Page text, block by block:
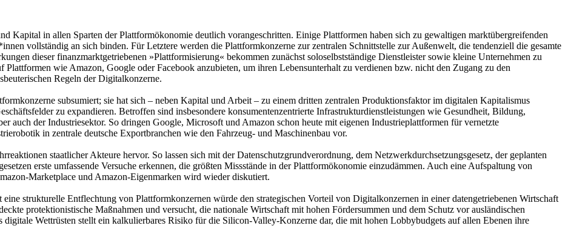
Kapital in allen Sparten der Plattformökonomie deutlich vorangeschritten. Einige Plattformen haben sich zu gewaltigen marktübergreifenden
vollständig an sich binden. Für Letztere werden die Plattformkonzerne zur zentralen Schnittstelle zur Außenwelt, die tendenziell die gesamte
dieser finanzmarktgetriebenen »Plattformisierung« bekommen zunächst soloselbstständige Dienstleister sowie kleine Unternehmen zu
Plattformen wie Amazon, Google oder Facebook anzubieten, um ihren Lebensunterhalt zu verdienen bzw. nicht den Zugang zu den
Regeln der Digitalkonzerne.
subsumiert; sie hat sich – neben Kapital und Arbeit – zu einem dritten zentralen Produktionsfaktor im digitalen Kapitalismus
zu expandieren. Betroffen sind insbesondere konsumentenzentrierte Infrastrukturdienstleistungen wie Gesundheit, Bildung,
auch der Industriesektor. So dringen Google, Microsoft und Amazon schon heute mit eigenen Industrieplattformen für vernetzte
in zentrale deutsche Exportbranchen wie den Fahrzeug- und Maschinenbau vor.
staatlicher Akteure hervor. So lassen sich mit der Datenschutzgrundverordnung, dem Netzwerkdurchsetzungsgesetz, der geplanten
erste umfassende Versuche erkennen, die größten Missstände in der Plattformökonomie einzudämmen. Auch eine Aufspaltung von
Marketplace und Amazon-Eigenmarken wird wieder diskutiert.
strukturelle Entflechtung von Plattformkonzernen würde den strategischen Vorteil von Digitalkonzernen in einer datengetriebenen Wirtschaft
protektionistische Maßnahmen und versucht, die nationale Wirtschaft mit hohen Fördersummen und dem Schutz vor ausländischen
digitale Wettrüsten stellt ein kalkulierbares Risiko für die Silicon-Valley-Konzerne dar, die mit hohen Lobbybudgets auf allen Ebenen ihre